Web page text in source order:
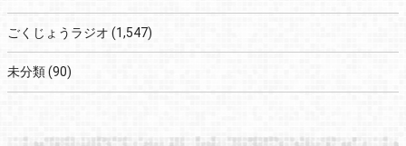
ごくじょうラジオ (1,547)
未分類(90)